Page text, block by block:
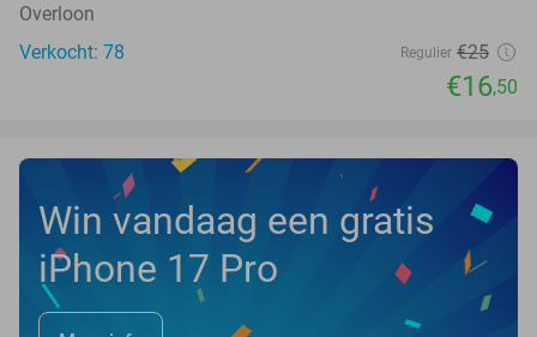
Overloon
Verkocht: 78
Regulier €25
€16,50
Win vandaag een gratis
iPhone 17 Pro